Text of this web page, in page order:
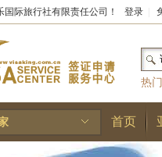
国际旅行社有限责任公司！ 登录
热
和国
林
首页